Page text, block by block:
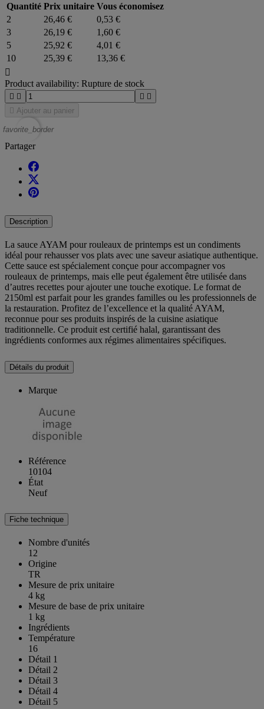
Quantité Prix unitaire Vous économisez
2
26,46 €
0,53 €
3
26,19 €
1,60 €
5
25,92 €
4,01 €
10
25,39 €
13,36 €

Product availability: Rupture de stock
   
Ajouter au panier
favorite_border
Partager
Description
La sauce AYAM pour rouleaux de printemps est un condiments
idéal pour rehausser vos plats avec une saveur asiatique authentique.
Cette sauce est spécialement conçue pour accompagner vos
rouleaux de printemps, mais elle peut également être utilisée dans
d’autres recettes pour ajouter une touche exotique. Le format de
2150ml est parfait pour les grandes familles ou les professionnels de
la restauration. Profitez de l’excellence et la qualité AYAM,
reconnue pour ses produits inspirés de la cuisine asiatique
traditionnelle. Ce produit est certifié halal, garantissant des
ingrédients conformes aux régimes alimentaires spécifiques.
Détails du produit
Marque
Référence
10104
État
Neuf
Fiche technique
Nombre d'unités
12
Origine
TR
Mesure de prix unitaire
4 kg
Mesure de base de prix unitaire
1 kg
Ingrédients
Température
16
Détail 1
Détail 2
Détail 3
Détail 4
Détail 5